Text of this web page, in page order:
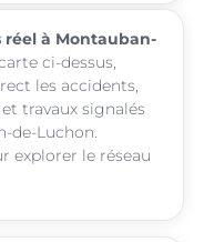
à Montauban-
ci-dessus,
les accidents,
travaux signalés
de-Luchon.
explorer le réseau